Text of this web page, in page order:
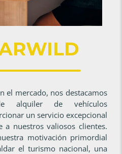
el mercado, nos destacamos
alquiler de vehículos
un servicio excepcional
a nuestros valiosos clientes.
motivación primordial
el turismo nacional, una